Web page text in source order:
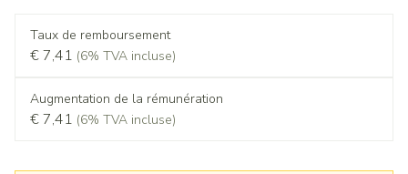
Taux de remboursement
€ 7,41 (6% TVA incluse)
Augmentation de la rémunération
€ 7,41 (6% TVA incluse)